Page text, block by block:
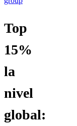
Top
15%
la
nivel
global: